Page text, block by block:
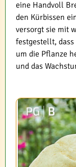
eine Handvoll
den Kürbissen
versorgt sie mit
festgestellt,
um die Pflanze
und das